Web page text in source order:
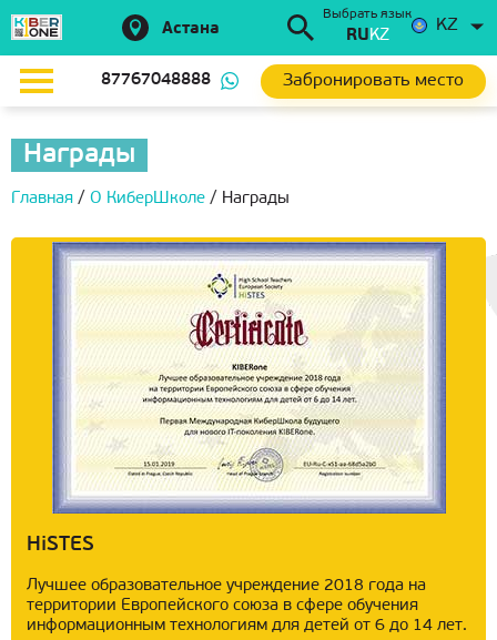
Астана
Выбрать язык
RUKZ
KZ
87767048888 Забронировать место
Награды
Главная / О КиберШколе / Награды
HiSTES
Лучшее образовательное учреждение 2018 года на
территории Европейского союза в сфере обучения
информационным технологиям для детей от 6 до 14 лет.